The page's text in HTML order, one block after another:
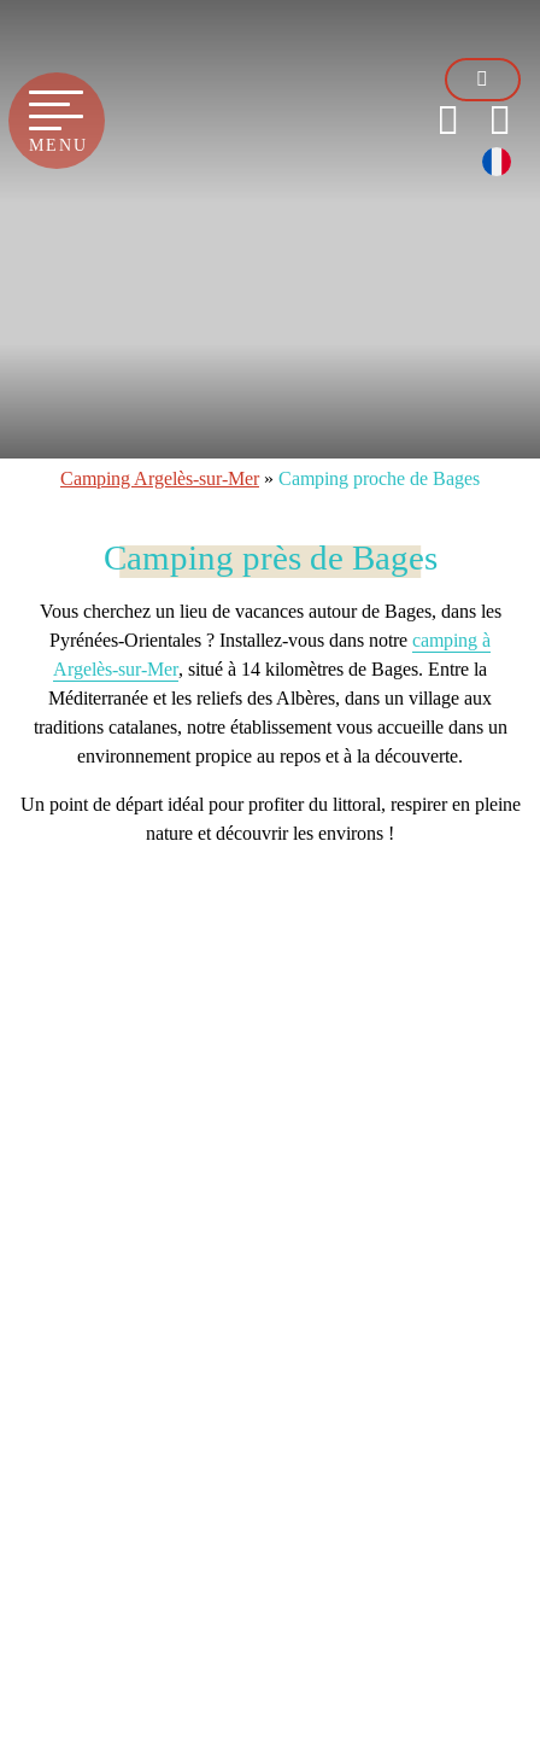
MENU
Camping Argelès-sur-Mer» Camping proche de Bages
Camping près de Bages
Vous cherchez un lieu de vacances autour de Bages, dans les
Pyrénées-Orientales ? Installez-vous dans notre camping à
Argelès-sur-Mer, situé à 14 kilomètres de Bages. Entre la
Méditerranée et les reliefs des Albères, dans un village aux
traditions catalanes, notre établissement vous accueille dans un
environnement propice au repos et à la découverte.
Un point de départ idéal pour profiter du littoral, respirer en pleine
nature et découvrir les environs !